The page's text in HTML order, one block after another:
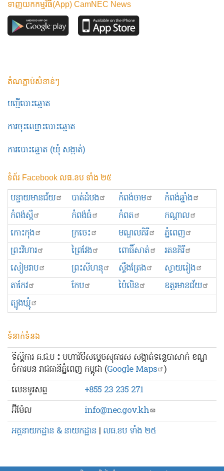
ទាញយកកម្មវិធី(App) CamNEC News
តំណភ្ជាប់សំខាន់ៗ
បញ្ជីបោះឆ្នោត
ការចុះឈ្មោះបោះឆ្នោត
ការបោះឆ្នោត (ឃុំ សង្កាត់)
ទំព័រ Facebook លធ.ខប ទាំង ២៥
បន្ទាយមានជ័យ បាត់ដំបង កំពង់ចាម
កំពង់ឆ្នាំង
កំពង់ស្ពឺ
កំពង់ធំ កំពត
កណ្ដាល
កោះកុង
ក្រចេះ មណ្ឌលគិរី
ភ្នំពេញ
ព្រះ​វិហារ
ព្រៃវែង ពោធិ៍សាត់
រតនគិរី
សៀមរាប
ព្រះសីហនុ ស្ទឹងត្រែង
ស្វាយរៀង
តាកែវ
កែប ប៉ៃលិន
ឧត្ដរមានជ័យ
ត្បូងឃ្មុំ
ទំនាក់ទំនង
ទីស្ដីការ គ.ជ.ប ៖ មហាវិថីសម្ដេចសុធារស សង្កាត់ទន្លេបាសាក់ ខណ្ឌ
ចំការមន រាជធានីភ្នំពេញ កម្ពុជា (Google Maps )
លេខ​ទូរសព្ទ
+855 23 235 271
អ៊ីម៉ែល
info@nec.gov.kh
អគ្គនាយកដ្ឋាន & នាយកដ្ឋាន | លធ.ខប ទាំង ២៥